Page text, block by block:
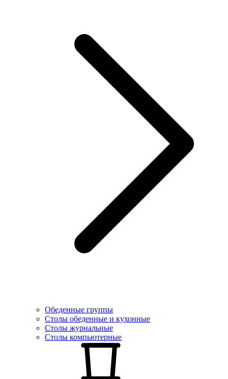
Обеденные группы
Столы обеденные и кухонные
Столы журнальные
Столы компьютерные